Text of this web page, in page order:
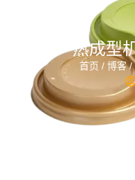
热成型
首页 / 博客/